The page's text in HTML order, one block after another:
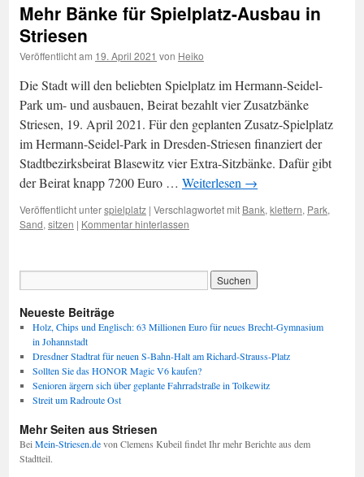
Mehr Bänke für Spielplatz-Ausbau in
Striesen
Veröffentlicht am 19. April 2021 von Heiko
Die Stadt will den beliebten Spielplatz im Hermann-Seidel-
Park um- und ausbauen, Beirat bezahlt vier Zusatzbänke
Striesen, 19. April 2021. Für den geplanten Zusatz-Spielplatz
im Hermann-Seidel-Park in Dresden-Striesen finanziert der
Stadtbezirksbeirat Blasewitz vier Extra-Sitzbänke. Dafür gibt
der Beirat knapp 7200 Euro … Weiterlesen →
Veröffentlicht unterspielplatz | Verschlagwortet mit Bank, klettern, Park,
Sand, sitzen | Kommentar hinterlassen
Neueste Beiträge
Holz, Chips und Englisch: 63 Millionen Euro für neues Brecht-Gymnasium
in Johannstadt
Dresdner Stadtrat für neuen S-Bahn-Halt am Richard-Strauss-Platz
Sollten Sie das HONOR Magic V6 kaufen?
Senioren ärgern sich über geplante Fahrradstraße in Tolkewitz
Streit um Radroute Ost
Mehr Seiten aus Striesen
Bei Mein-Striesen.devon Clemens Kubeil findet Ihr mehr Berichte aus dem
Stadtteil.